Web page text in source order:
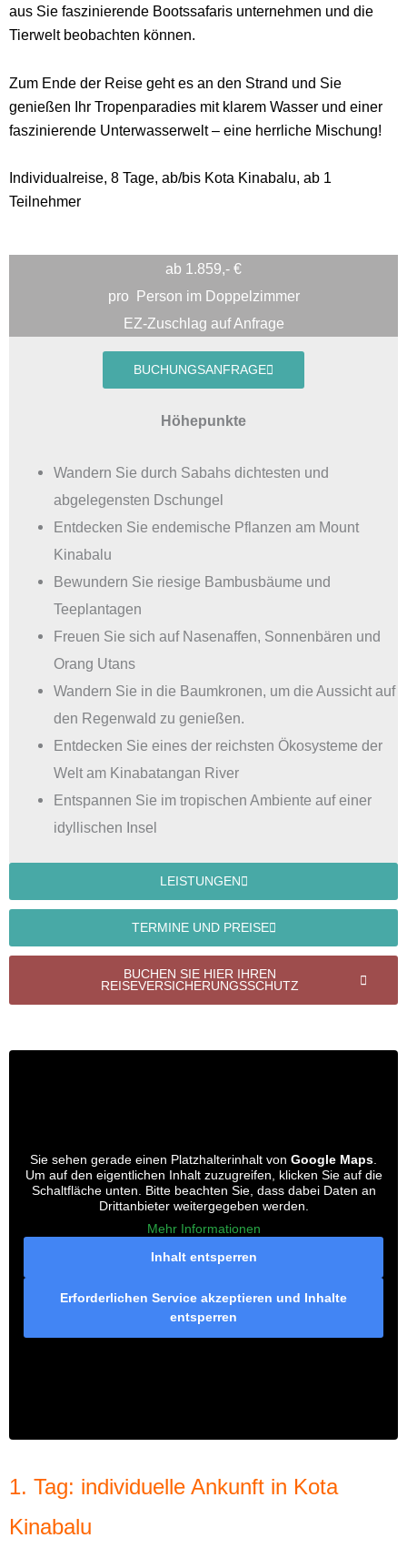
aus Sie faszinierende Bootssafaris unternehmen und die
Tierwelt beobachten können.
Zum Ende der Reise geht es an den Strand und Sie
genießen Ihr Tropenparadies mit klarem Wasser und einer
faszinierende Unterwasserwelt – eine herrliche Mischung!
Individualreise, 8 Tage, ab/bis Kota Kinabalu, ab 1
Teilnehmer
ab 1.859,- €
pro
Person im Doppelzimmer
EZ-Zuschlag auf Anfrage
BUCHUNGSANFRAGE
Höhepunkte
Wandern Sie durch Sabahs dichtesten und
abgelegensten Dschungel
Entdecken Sie endemische Pflanzen am Mount
Kinabalu
Bewundern Sie riesige Bambusbäume und
Teeplantagen
Freuen Sie sich auf Nasenaffen, Sonnenbären und
Orang Utans
Wandern Sie in die Baumkronen, um die Aussicht auf
den Regenwald zu genießen.
Entdecken Sie eines der reichsten Ökosysteme der
Welt am Kinabatangan River
Entspannen Sie im tropischen Ambiente auf einer
idyllischen Insel
LEISTUNGEN
TERMINE UND PREISE
BUCHEN SIE HIER IHREN
REISEVERSICHERUNGSSCHUTZ
Sie sehen gerade einen Platzhalterinhalt von Google Maps
Um auf den eigentlichen Inhalt zuzugreifen, klicken Sie auf die
Schaltfläche unten. Bitte beachten Sie, dass dabei Daten an
Drittanbieter weitergegeben werden.
Mehr Informationen
Inhalt entsperren
Erforderlichen Service akzeptieren und Inhalte
entsperren
1. Tag: individuelle Ankunft in Kota
Kinabalu